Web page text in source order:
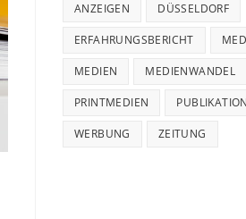
ANZEIGEN DÜSSELDORF
ERFAHRUNGSBERICHT
MEDIEN MEDIENWANDEL
PRINTMEDIEN PUBLIKATION
WERBUNG ZEITUNG